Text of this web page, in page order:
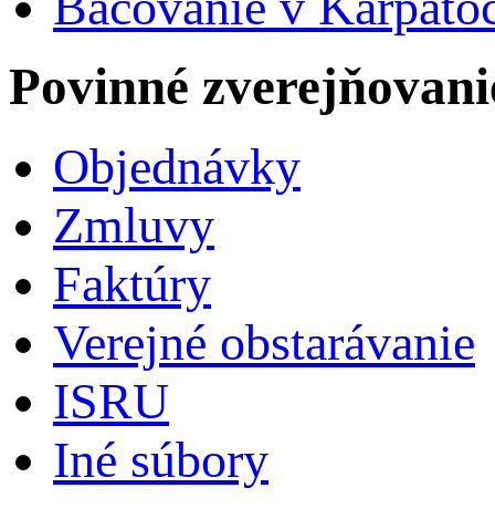
Povinné
Objednávky
Zmluvy
Faktúry
Verejné obstarávanie
ISRU
Iné súbory